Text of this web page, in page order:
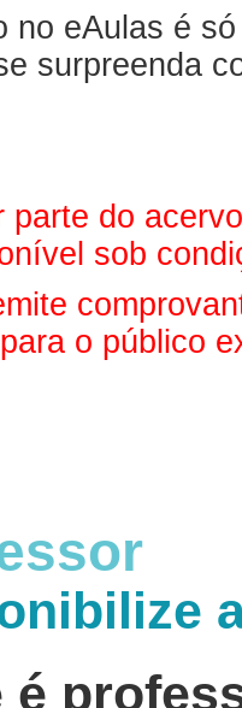
no eAulas é
surpreenda
parte do
sob
o público
é